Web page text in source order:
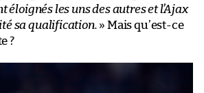
éloignés les uns des autres et l’Ajax
sa qualification. » Mais qu’est-ce
?